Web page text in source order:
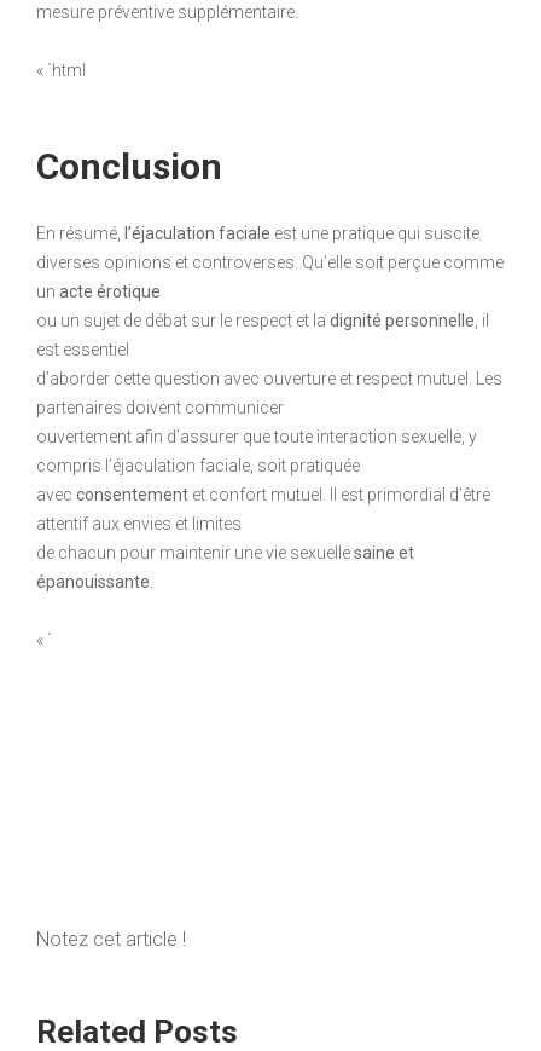
mesure préventive supplémentaire.
« `html
Conclusion
En résumé, l’éjaculation faciale est une pratique qui suscite
diverses opinions et controverses. Qu’elle soit perçue comme
un acte érotique
ou un sujet de débat sur le respect et la dignité personnelle , il
est essentiel
d’aborder cette question avec ouverture et respect mutuel. Les
partenaires doivent communicer
ouvertement afin d’assurer que toute interaction sexuelle, y
compris l’éjaculation faciale, soit pratiquée
avec consentement et confort mutuel. Il est primordial d’être
attentif aux envies et limites
de chacun pour maintenir une vie sexuellesaine et
épanouissante
« `
Notez cet article !
Related Posts